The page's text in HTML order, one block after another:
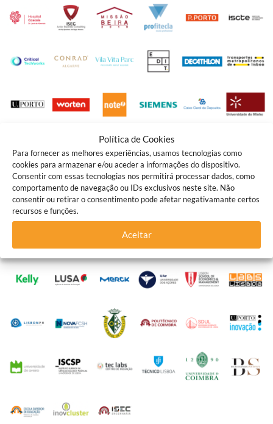
Política de Cookies
Para fornecer as melhores experiências, usamos tecnologias como
cookies para armazenar e/ou aceder a informações do dispositivo.
Consentir com essas tecnologias nos permitirá processar dados, como
comportamento de navegação ou IDs exclusivos neste site. Não
consentir ou retirar o consentimento pode afetar negativamante certos
recursos e funções.
Aceitar